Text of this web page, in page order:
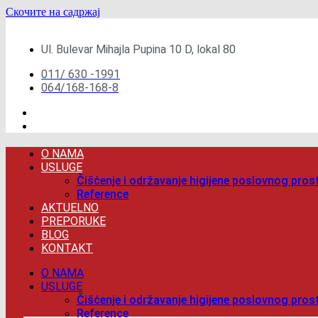
Скочите на садржај
Ul. Bulevar Mihajla Pupina 10 D, lokal 80
011/ 630 -1991
064/168-168-8
O NAMA
USLUGE
Čišćenje i održavanje higijene poslovnog
Reference
AKTUELNO
PREPORUKE
BLOG
KONTAKT
O NAMA
USLUGE
Čišćenje i održavanje higijene poslovnog
Reference